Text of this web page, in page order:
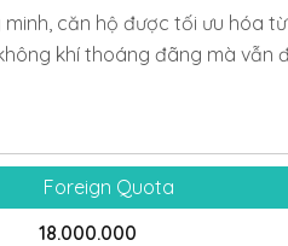
căn hộ được tối ưu hóa
khí thoáng đãng mà vẫn
Foreign Quota
18.000.000